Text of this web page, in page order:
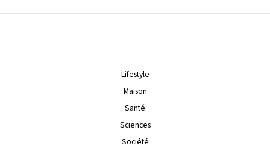
Lifestyle
Maison
Santé
Sciences
Société